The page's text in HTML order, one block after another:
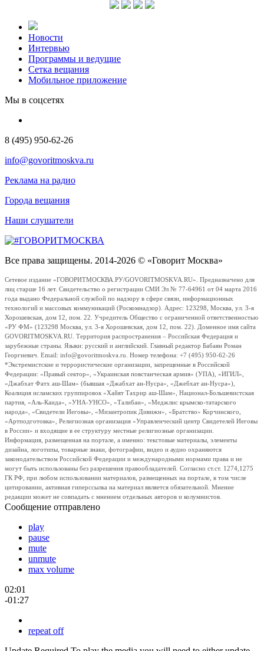
Новости
Интервью
Программы и ведущие
Сетка вещания
Мобильное приложение
Мы в соцсетях
8 (495) 950-62-26
info@govoritmoskva.ru
Реклама на радио
Города вещания
Наши слушатели
Все права защищены. 2014-2026 © «Говорит Москва»
Сетевое издание «ГОВОРИТМОСКВА.РУ/GOVORITMOSKVA.RU». Предназначено для
лиц старше 16 лет. Свидетельство о регистрации СМИ Эл № 77-64961 от 04 марта 2016
года выдано Федеральной службой по надзору в сфере связи, информационных
технологий и массовых коммуникаций (Роскомнадзор). Адрес: 123298, Москва, ул. 3-я
Хорошевская, дом 12, пом. 22. Учредитель Общество с ограниченной ответственностью
«РУ ФМ» (123298 Москва, ул. 3-я Хорошевская, дом 12, пом. 22). Доменное имя сайта
GOVORITMOSKVA.RU. Территория распространения – Российская Федерация и
зарубежные страны. Языки: русский и английский. Главный редактор Бабаян Роман
Георгиевич. Email: info@govoritmoskva.ru. Номер телефона: +7 (495) 950-62-26
*Экстремистские и террористические организации, запрещенные в Российской
Федерации: «Правый сектор», «Украинская повстанческая армия» (УПА), «ИГИЛ»,
«Джабхат Фатх аш-Шам» (бывшая «Джабхат ан-Нусра», «Джебхат ан-Нусра»),
Коалиция исламских группировок «Хайят Тахрир аш-Шам», Национал-Большевистская
партия, «Аль-Каида», «УНА-УНСО», «Талибан», «Меджлис крымско-татарского
народа», «Свидетели Иеговы», «Мизантропик Дивижн», «Братство» Корчинского,
«Артподготовка», Религиозная организация «Управленческий центр Свидетелей Иеговы
в России» и входящие в ее структуру местные религиозные организации.
Информация, размещенная на портале, а именно: текстовые материалы, элементы
дизайна, логотипы, товарные знаки, фотографии, видео и аудио охраняются
законодательством Российской Федерации и международными нормами права и не
могут быть использованы без разрешения правообладателей. Согласно ст.ст. 1274,1275
ГК РФ, при любом использовании материалов, размещенных на портале, в том числе
цитировании, активная гиперссылка на материал является обязательной. Мнение
редакции может не совпадать с мнением отдельных авторов и колумнистов.
Сообщение отправлено
play
pause
mute
unmute
max volume
02:01
-01:27
repeat off